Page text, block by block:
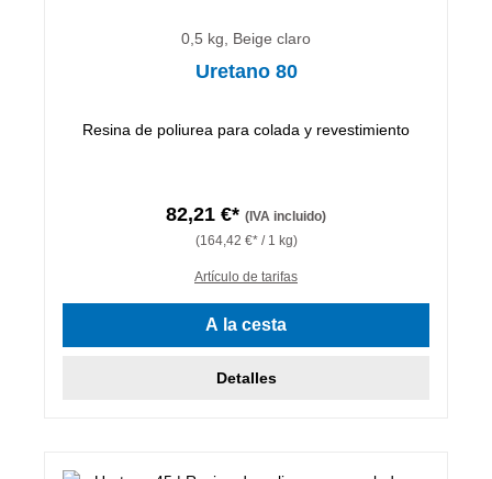
0,5 kg, Beige claro
Uretano 80
Resina de poliurea para colada y revestimiento
82,21 €* (IVA incluido)
(164,42 €* / 1 kg)
Artículo de tarifas
A la cesta
Detalles